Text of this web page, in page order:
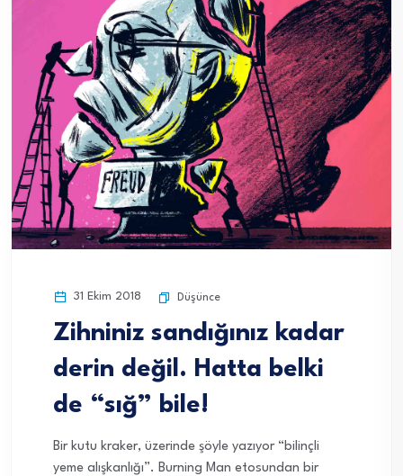
31 Ekim 2018 Düşünce
Zihniniz sandığınız kadar
derin değil. Hatta belki
de “sığ” bile!
Bir kutu kraker, üzerinde şöyle yazıyor “bilinçli
yeme alışkanlığı”. Burning Man etosundan bir